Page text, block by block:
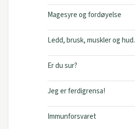
Magesyre og fordøyelse
Ledd, brusk, muskler og hud.
Er du sur?
Jeg er ferdigrensa!
Immunforsvaret